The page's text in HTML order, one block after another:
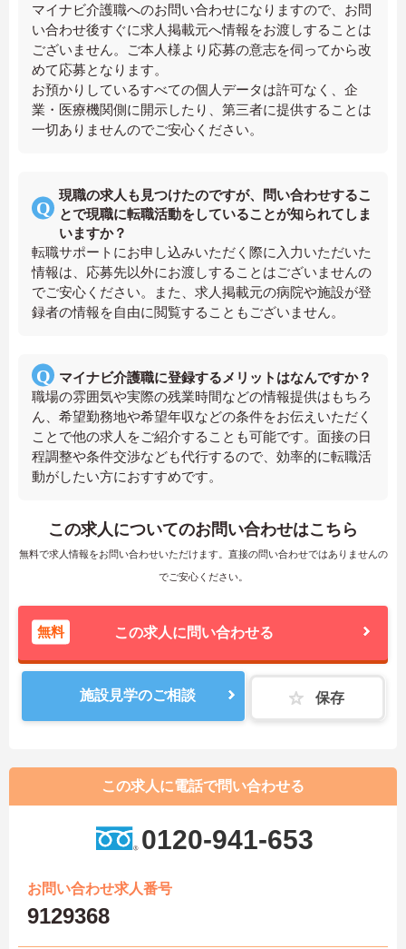
マイナビ介護職へのお問い合わせになりますので、お問
い合わせ後すぐに求人掲載元へ情報をお渡しすることは
ございません。ご本人様より応募の意志を伺ってから改
めて応募となります。
お預かりしているすべての個人データは許可なく、企
業・医療機関側に開示したり、第三者に提供することは
一切ありませんのでご安心ください。
現職の求人も見つけたのですが、問い合わせするこ
とで現職に転職活動をしていることが知られてしま
いますか？
転職サポートにお申し込みいただく際に入力いただいた
情報は、応募先以外にお渡しすることはございませんの
でご安心ください。また、求人掲載元の病院や施設が登
録者の情報を自由に閲覧することもございません。
マイナビ介護職に登録するメリットはなんですか？
職場の雰囲気や実際の残業時間などの情報提供はもちろ
ん、希望勤務地や希望年収などの条件をお伝えいただく
ことで他の求人をご紹介することも可能です。面接の日
程調整や条件交渉なども代行するので、効率的に転職活
動がしたい方におすすめです。
この求人についてのお問い合わせはこちら
無料で求人情報をお問い合わせいただけます。直接の問い合わせではありませんの
でご安心ください。
無料 この求人に問い合わせる
施設見学のご相談 保存
この求人に電話で問い合わせる
0120-941-653
お問い合わせ求人番号
9129368